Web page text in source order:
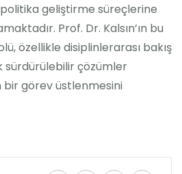
geliştirme süreçlerine
Prof. Dr. Kalsın’ın bu
özellikle disiplinlerarası bakış
sürdürülebilir çözümler
görev üstlenmesini